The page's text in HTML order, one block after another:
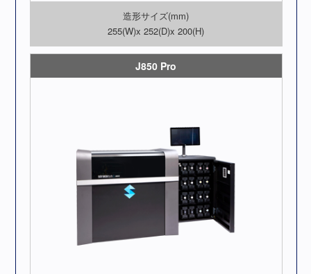
造形サイズ(mm)
255(W)x 252(D)x 200(H)
J850 Pro